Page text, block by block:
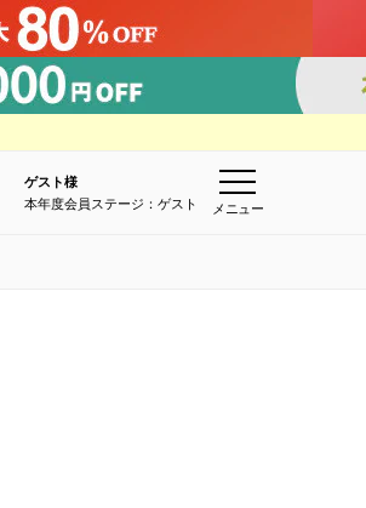
ゲスト様
本年度会員ステージ：ゲスト
メニュー